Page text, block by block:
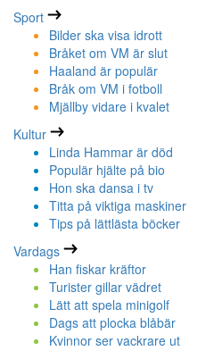
Sport
Bilder ska visa idrott
Bråket om VM är slut
Haaland är populär
Bråk om VM i fotboll
Mjällby vidare i kvalet
Kultur
Linda Hammar är död
Populär hjälte på bio
Hon ska dansa i tv
Titta på viktiga maskiner
Tips på lättlästa böcker
Vardags
Han fiskar kräftor
Turister gillar vädret
Lätt att spela minigolf
Dags att plocka blåbär
Kvinnor ser vackrare ut